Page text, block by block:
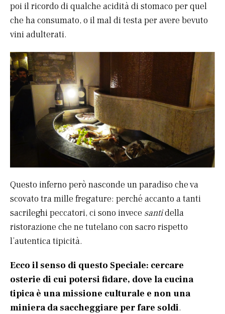
poi il ricordo di qualche acidità di stomaco per quel
che ha consumato, o il mal di testa per avere bevuto
vini adulterati.
Questo inferno però nasconde un paradiso che va
scovato tra mille fregature: perché accanto a tanti
sacrileghi peccatori, ci sono invece santidella
ristorazione che ne tutelano con sacro rispetto
l’autentica tipicità.
Ecco il senso di questo Speciale: cercare
osterie di cui potersi fidare, dove la cucina
tipica è una missione culturale e non una
miniera da saccheggiare per fare soldi.